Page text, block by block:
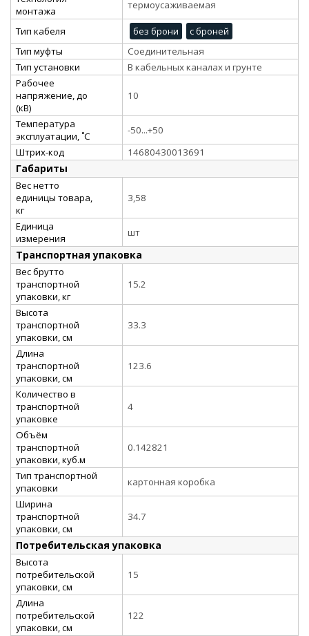
монтажа
термоусаживаемая
Тип кабеля без брони
с броней
Тип муфты
Соединительная
Тип установки
В кабельных каналах и грунте
Рабочее
напряжение, до
(кВ)
10
Температура
эксплуатации, ˚С
-50...+50
Штрих-код
14680430013691
Габариты
Вес нетто
единицы товара,
кг
3,58
Единица
измерения
шт
Транспортная упаковка
Вес брутто
транспортной
упаковки, кг
15.2
Высота
транспортной
упаковки, см
33.3
Длина
транспортной
упаковки, см
123.6
Количество в
транспортной
упаковке
4
Объём
транспортной
упаковки, куб.м
0.142821
Тип транспортной
упаковки
картонная коробка
Ширина
транспортной
упаковки, см
34.7
Потребительская упаковка
Высота
потребительской
упаковки, см
15
Длина
потребительской
упаковки, см
122